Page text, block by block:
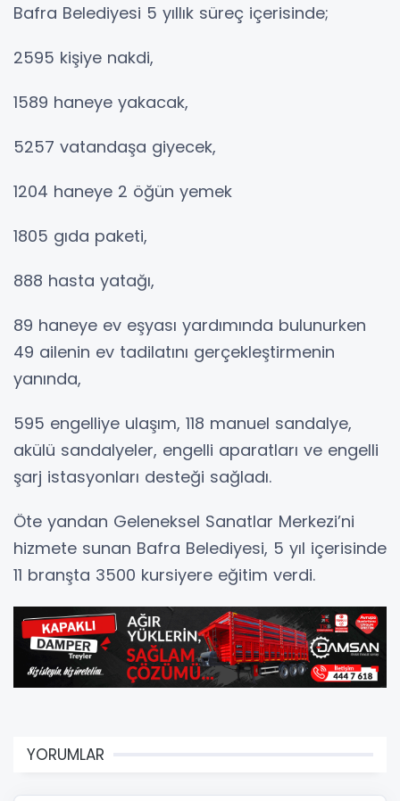
Bafra Belediyesi 5 yıllık süreç içerisinde;
2595 kişiye nakdi,
1589 haneye yakacak,
5257 vatandaşa giyecek,
1204 haneye 2 öğün yemek
1805 gıda paketi,
888 hasta yatağı,
89 haneye ev eşyası yardımında bulunurken
49 ailenin ev tadilatını gerçekleştirmenin
yanında,
595 engelliye ulaşım, 118 manuel sandalye,
akülü sandalyeler, engelli aparatları ve engelli
şarj istasyonları desteği sağladı.
Öte yandan Geleneksel Sanatlar Merkezi’ni
hizmete sunan Bafra Belediyesi, 5 yıl içerisinde
11 branşta 3500 kursiyere eğitim verdi.
YORUMLAR